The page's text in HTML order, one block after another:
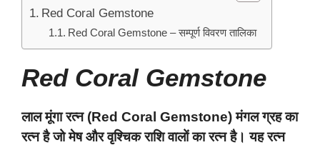
Red Coral Gemstone
Red Coral Gemstone – सम्पूर्ण विवरण तालिका
Red Coral Gemstone
लाल मूंगा रत्न (Red Coral Gemstone) मंगल ग्रह का
रत्न है जो मेष और वृश्‍चिक राशि वालों का रत्न है। यह रत्न